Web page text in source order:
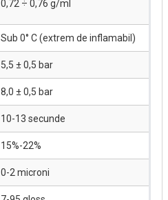
0,72 ÷ 0,76 g/ml
Sub 0° C (extrem de inflamabil)
5,5 ± 0,5 bar
8,0 ± 0,5 bar
10-13 secunde
15%-22%
0-2 microni